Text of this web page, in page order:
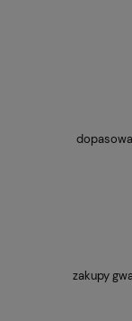
zakupy